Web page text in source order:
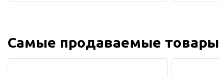
Самые продаваемые товары